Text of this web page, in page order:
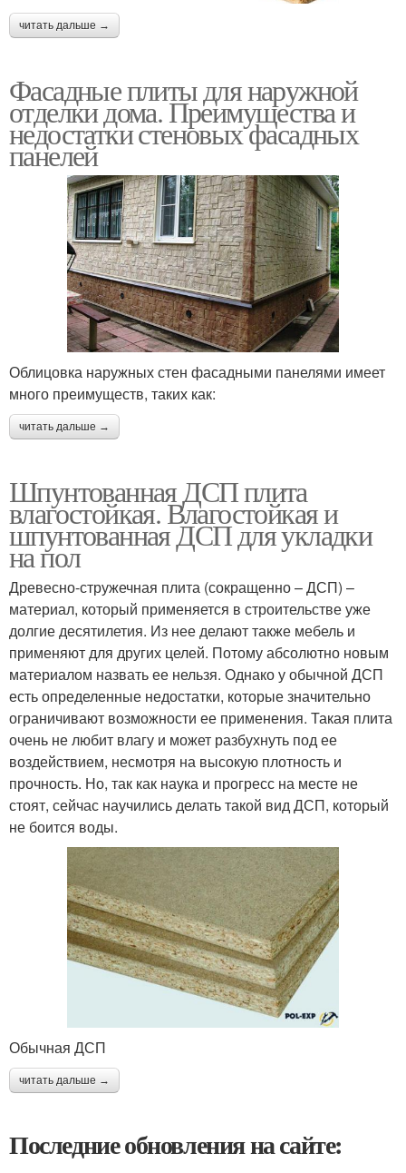
читать дальше →
Фасадные плиты для наружной
отделки дома. Преимущества и
недостатки стеновых фасадных
панелей
Облицовка наружных стен фасадными панелями имеет
много преимуществ, таких как:
читать дальше →
Шпунтованная ДСП плита
влагостойкая. Влагостойкая и
шпунтованная ДСП для укладки
на пол
Древесно-стружечная плита (сокращенно – ДСП) –
материал, который применяется в строительстве уже
долгие десятилетия. Из нее делают также мебель и
применяют для других целей. Потому абсолютно новым
материалом назвать ее нельзя. Однако у обычной ДСП
есть определенные недостатки, которые значительно
ограничивают возможности ее применения. Такая плита
очень не любит влагу и может разбухнуть под ее
воздействием, несмотря на высокую плотность и
прочность. Но, так как наука и прогресс на месте не
стоят, сейчас научились делать такой вид ДСП, который
не боится воды.
Обычная ДСП
читать дальше →
Последние обновления на сайте: